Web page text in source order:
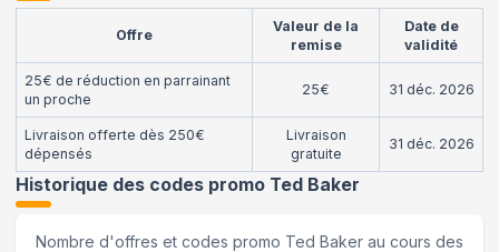
Offre
Valeur de la
remise
Date de
validité
25€ de réduction en parrainant
un proche
25€ 31 déc. 2026
Livraison offerte dès 250€
dépensés
Livraison
gratuite
31 déc. 2026
Historique des codes promo Ted Baker
Nombre d'offres et codes promo Ted Baker au cours des